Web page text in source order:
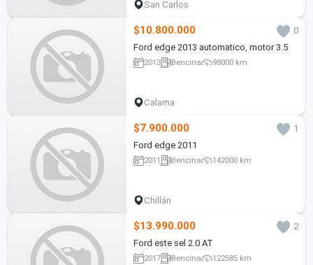
San Carlos
$10.800.000
0
Ford edge 2013 automatico, motor 3.5
2013 Bencina 98000 km
Calama
$7.900.000
1
Ford edge 2011
2011 Bencina 142000 km
Chillán
$13.990.000
2
Ford este sel 2.0 AT
2017 Bencina 122585 km